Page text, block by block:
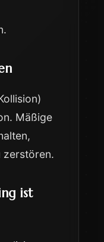
Mäßige
zerstören.
ist